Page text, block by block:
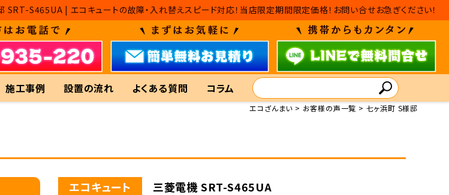
S465UA | エコキュートの故障・入れ替えスピード対応！当店限定期間限定価格！お問い合せお急ぎください！
施工事例 設置の流れ よくある質問 コラム
エコざんまい お客様の声一覧 七ヶ浜町 S様邸
エコキュート 三菱電機 SRT-S465UA